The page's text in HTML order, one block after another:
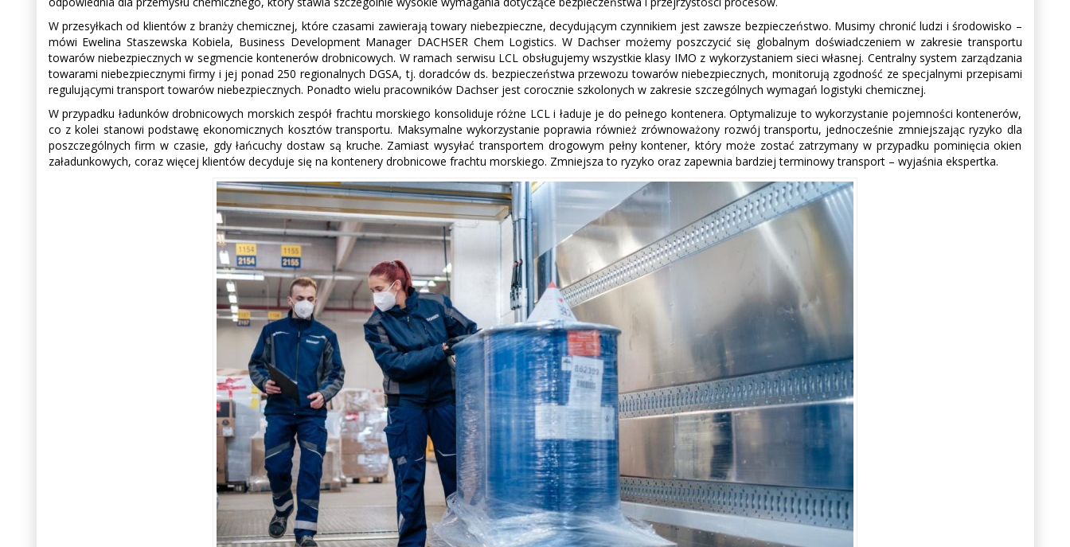
W przesyłkach od klientów z branży chemicznej, które czasami zawierają towary niebezpieczne, decydującym czynnikiem jest zawsze bezpieczeństwo. Musimy chronić ludzi i środowisko –
mówi Ewelina Staszewska Kobiela, Business Development Manager DACHSER Chem Logistics. W Dachser możemy poszczycić się globalnym doświadczeniem w zakresie transportu
towarów niebezpiecznych w segmencie kontenerów drobnicowych. W ramach serwisu LCL obsługujemy wszystkie klasy IMO z wykorzystaniem sieci własnej. Centralny system zarządzania
towarami niebezpiecznymi firmy i jej ponad 250 regionalnych DGSA, tj. doradców ds. bezpieczeństwa przewozu towarów niebezpiecznych, monitorują zgodność ze specjalnymi przepisami
regulującymi transport towarów niebezpiecznych. Ponadto wielu pracowników Dachser jest corocznie szkolonych w zakresie szczególnych wymagań logistyki chemicznej.
W przypadku ładunków drobnicowych morskich zespół frachtu morskiego konsoliduje różne LCL i ładuje je do pełnego kontenera. Optymalizuje to wykorzystanie pojemności kontenerów,
co z kolei stanowi podstawę ekonomicznych kosztów transportu. Maksymalne wykorzystanie poprawia również zrównoważony rozwój transportu, jednocześnie zmniejszając ryzyko dla
poszczególnych firm w czasie, gdy łańcuchy dostaw są kruche. Zamiast wysyłać transportem drogowym pełny kontener, który może zostać zatrzymany w przypadku pominięcia okien
załadunkowych, coraz więcej klientów decyduje się na kontenery drobnicowe frachtu morskiego. Zmniejsza to ryzyko oraz zapewnia bardziej terminowy transport – wyjaśnia ekspertka.